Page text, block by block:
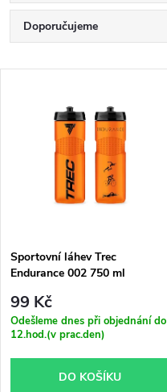
Ř
a
p
r
o
Doporučujeme
Nejprodávanější
Abecedně
s
p
r
o
Sportovní láhev Trec
Endurance 002 750 ml
99 Kč
Odešleme dnes při objednání do
12.hod.(v prac.den)
DO KOŠÍKU